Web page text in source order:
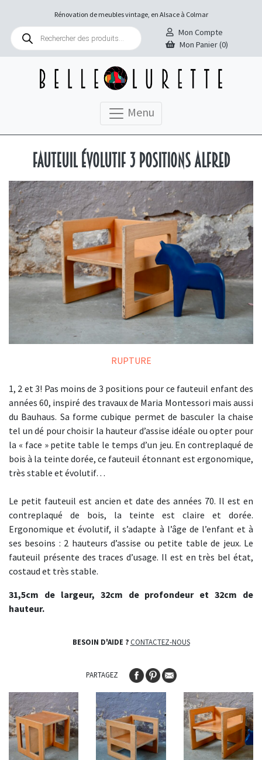
Rénovation de meubles vintage, en Alsace à Colmar
Recherche
produits
Mon Compte
Mon Panier (0)
Menu
Fauteuil évolutif 3 positions Alfred
RUPTURE
1, 2 et 3! Pas moins de 3 positions pour ce fauteuil enfant des
années 60, inspiré des travaux de Maria Montessori mais aussi
du Bauhaus. Sa forme cubique permet de basculer la chaise
tel un dé pour choisir la hauteur d’assise idéale ou opter pour
la « face » petite table le temps d’un jeu. En contreplaqué de
bois à la teinte dorée, ce fauteuil étonnant est ergonomique,
très stable et évolutif…
Le petit fauteuil est ancien et date des années 70. Il est en
contreplaqué de bois, la teinte est claire et dorée.
Ergonomique et évolutif, il s’adapte à l’âge de l’enfant et à
ses besoins : 2 hauteurs d’assise ou petite table de jeux. Le
fauteuil présente des traces d’usage. Il est en très bel état,
costaud et très stable.
31,5cm de largeur, 32cm de profondeur et 32cm de
hauteur.
BESOIN D'AIDE ? CONTACTEZ-NOUS
PARTAGEZ